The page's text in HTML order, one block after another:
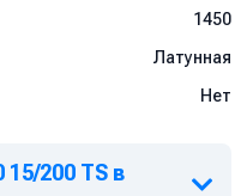
1450
Латунная
Нет
200 TS в